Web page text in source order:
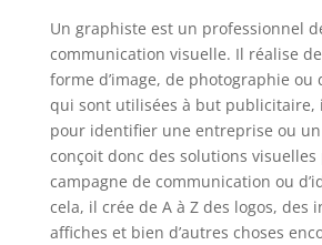
Un graphiste est un professionnel
communication visuelle. Il réalise
forme d’image, de photographie ou
qui sont utilisées à but publicitaire,
pour identifier une entreprise ou
conçoit donc des solutions
campagne de communication ou
cela, il crée de A à Z des logos, des
affiches et bien d’autres choses